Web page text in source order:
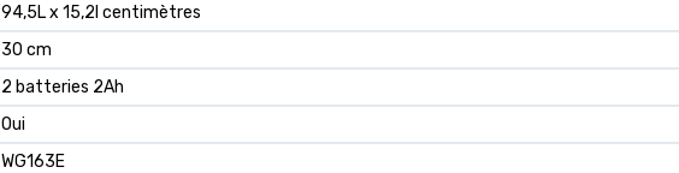
94,5L x 15,2l centimètres
30 cm
2 batteries 2Ah
Oui
WG163E